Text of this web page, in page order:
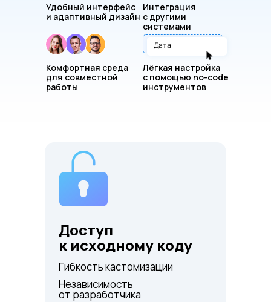
Интеграция
с другими
системами
Комфортная среда
для совместной
работы
Лёгкая настройка
с помощью no-code
инструментов
Удобный интерфейс
и адаптивный дизайн
Дата
Доступ
к исходному коду
Гибкость кастомизации
Независимость
от разработчика